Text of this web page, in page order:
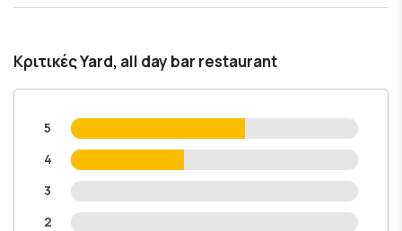
Κριτικές Yard, all day bar restaurant
5
4
3
2